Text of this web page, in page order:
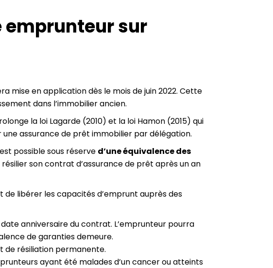
emprunteur sur
mise en application dès le mois de juin 2022. Cette
dans l’immobilier ancien.
la loi Lagarde (2010) et la loi Hamon (2015) qui
assurance de prêt immobilier par délégation.
possible sous réserve d’une équivalence des
son contrat d’assurance de prêt après un an
de libérer les capacités d’emprunt auprès des
anniversaire du contrat. L’emprunteur pourra
de garanties demeure.
de résiliation permanente.
ayant été malades d’un cancer ou atteints